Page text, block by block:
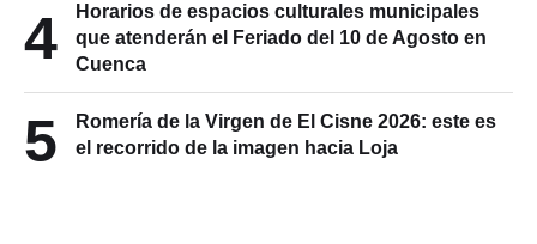
4
Horarios de espacios culturales municipales
que atenderán el Feriado del 10 de Agosto en
Cuenca
5
Romería de la Virgen de El Cisne 2026: este es
el recorrido de la imagen hacia Loja